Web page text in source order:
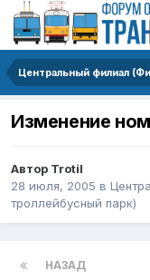
Изменение
Автор Trotil
28 июля, 2005 в
троллейбусный парк)
НАЗАД